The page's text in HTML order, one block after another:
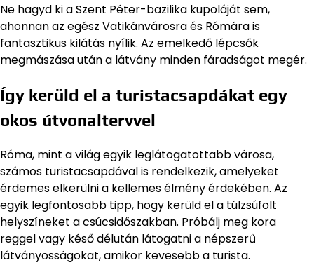
Ne hagyd ki a Szent Péter-bazilika kupoláját sem,
ahonnan az egész Vatikánvárosra és Rómára is
fantasztikus kilátás nyílik. Az emelkedő lépcsők
megmászása után a látvány minden fáradságot megér.
Így kerüld el a turistacsapdákat egy
okos útvonaltervvel
Róma, mint a világ egyik leglátogatottabb városa,
számos turistacsapdával is rendelkezik, amelyeket
érdemes elkerülni a kellemes élmény érdekében. Az
egyik legfontosabb tipp, hogy kerüld el a túlzsúfolt
helyszíneket a csúcsidőszakban. Próbálj meg kora
reggel vagy késő délután látogatni a népszerű
látványosságokat, amikor kevesebb a turista.